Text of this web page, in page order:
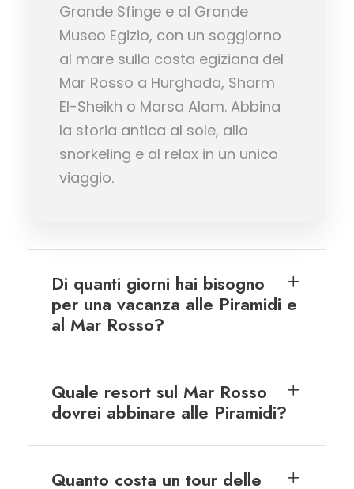
Grande Sfinge e al Grande
Museo Egizio, con un soggiorno
al mare sulla costa egiziana del
Mar Rosso a Hurghada, Sharm
El-Sheikh o Marsa Alam. Abbina
la storia antica al sole, allo
snorkeling e al relax in un unico
viaggio.
Di quanti giorni hai bisogno
per una vacanza alle Piramidi e
al Mar Rosso?
Quale resort sul Mar Rosso
dovrei abbinare alle Piramidi?
Quanto costa un tour delle